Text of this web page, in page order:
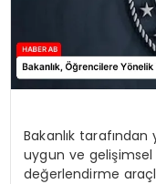
Bakanlık
uygun ve
değerlendirme